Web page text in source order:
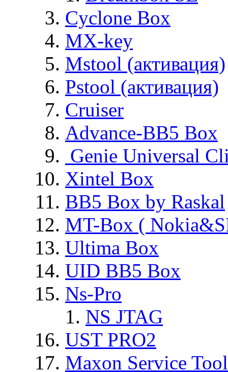
Cyclone Box
MX-key
Mstool (активация)
Pstool (активация)
Cruiser
Advance-BB5 Box
Genie Universal
Xintel Box
BB5 Box by Raskal
MT-Box (
Ultima Box
UID BB5 Box
Ns-Pro
NS JTAG
UST PRO2
Maxon Service